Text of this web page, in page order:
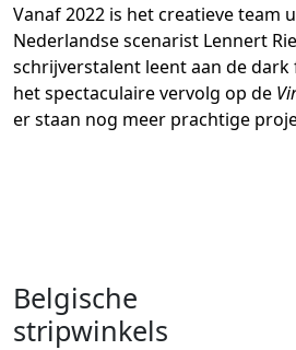
Vanaf 2022 is het creatieve team
Nederlandse scenarist Lennert
schrijverstalent leent aan de dark
het spectaculaire vervolg op de
er staan nog meer prachtige
Belgische
stripwinkels